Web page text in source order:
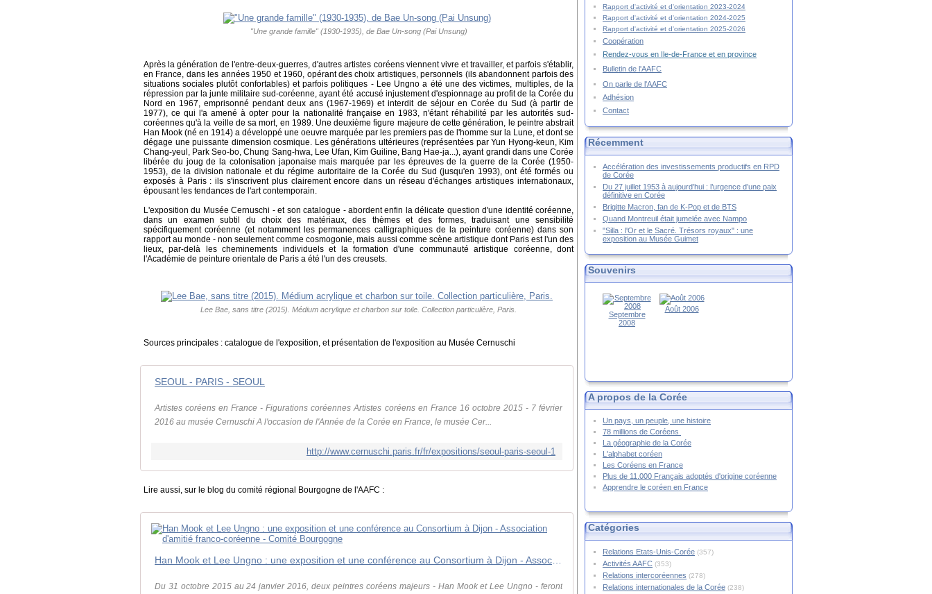
"Une grande famille" (1930-1935), de Bae Un-song (Pai Unsung)
Après la génération de l'entre-deux-guerres, d'autres artistes coréens viennent vivre et travailler, et parfois s'établir,
en France, dans les années 1950 et 1960, opérant des choix artistiques, personnels (ils abandonnent parfois des
situations sociales plutôt confortables) et parfois politiques - Lee Ungno a été une des victimes, multiples, de la
répression par la junte militaire sud-coréenne, ayant été accusé injustement d'espionnage au profit de la Corée du
Nord en 1967, emprisonné pendant deux ans (1967-1969) et interdit de séjour en Corée du Sud (à partir de
1977), ce qui l'a amené à opter pour la nationalité française en 1983, n'étant réhabilité par les autorités sud-
coréennes qu'à la veille de sa mort, en 1989. Une deuxième figure majeure de cette génération, le peintre abstrait
Han Mook (né en 1914) a développé une oeuvre marquée par les premiers pas de l'homme sur la Lune, et dont se
dégage une puissante dimension cosmique. Les générations ultérieures (représentées par Yun Hyong-keun, Kim
Chang-yeul, Park Seo-bo, Chung Sang-hwa, Lee Ufan, Kim Guiline, Bang Hae-ja...), ayant grandi dans une Corée
libérée du joug de la colonisation japonaise mais marquée par les épreuves de la guerre de la Corée (1950-
1953), de la division nationale et du régime autoritaire de la Corée du Sud (jusqu'en 1993), ont été formés ou
exposés à Paris : ils s'inscrivent plus clairement encore dans un réseau d'échanges artistiques internationaux,
épousant les tendances de l'art contemporain.
L'exposition du Musée Cernuschi - et son catalogue - abordent enfin la délicate question d'une identité coréenne,
dans un examen subtil du choix des matériaux, des thèmes et des formes, traduisant une sensibilité
spécifiquement coréenne (et notamment les permanences calligraphiques de la peinture coréenne) dans son
rapport au monde - non seulement comme cosmogonie, mais aussi comme scène artistique dont Paris est l'un des
lieux, par-delà les cheminements individuels et la formation d'une communauté artistique coréenne, dont
l'Académie de peinture orientale de Paris a été l'un des creusets.
Lee Bae, sans titre (2015). Médium acrylique et charbon sur toile. Collection particulière, Paris.
Sources principales : catalogue de l'exposition, et présentation de l'exposition au Musée Cernuschi
SEOUL - PARIS - SEOUL
Artistes coréens en France - Figurations coréennes Artistes coréens en France 16 octobre 2015 - 7 février
2016 au musée Cernuschi A l'occasion de l'Année de la Corée en France, le musée Cer...
http://www.cernuschi.paris.fr/fr/expositions/seoul-paris-seoul-1
Lire aussi, sur le blog du comité régional Bourgogne de l'AAFC :
Han Mook et Lee Ungno : une exposition et une conférence au Consortium à Dijon - Association d'amitié franco-coréenne - Comité Bourgogne
Du 31 octobre 2015 au 24 janvier 2016, deux peintres coréens majeurs - Han Mook et Lee Ungno - feront
Rapport d'activité et d'orientation 2023-2024
Rapport d'activité et d'orientation 2024-2025
Rapport d'activité et d'orientation 2025-2026
Coopération
Rendez-vous en Ile-de-France et en province
Bulletin de l'AAFC
On parle de l'AAFC
Adhésion
Contact
Récemment
Accélération des investissements productifs en RPD
de Corée
Du 27 juillet 1953 à aujourd’hui : l’urgence d’une paix
définitive en Corée
Brigitte Macron, fan de K-Pop et de BTS
Quand Montreuil était jumelée avec Nampo
"Silla : l'Or et le Sacré. Trésors royaux" : une
exposition au Musée Guimet
Souvenirs
Septembre
2008
Août 2006
A propos de la Corée
Un pays, un peuple, une histoire
78 millions de Coréens
La géographie de la Corée
L'alphabet coréen
Les Coréens en France
Plus de 11.000 Français adoptés d'origine coréenne
Apprendre le coréen en France
Catégories
Relations Etats-Unis-Corée (357)
Activités AAFC (353)
Relations intercoréennes (278)
Relations internationales de la Corée (238)